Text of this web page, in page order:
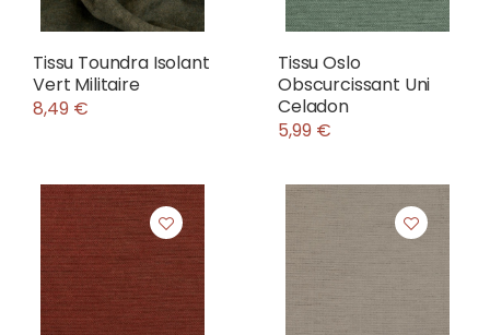
Tissu Toundra Isolant
Vert Militaire
8,49 €
Tissu Oslo
Obscurcissant Uni
Celadon
5,99 €